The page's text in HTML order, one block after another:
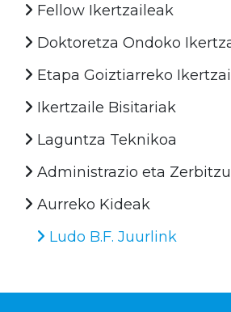
Fellow Ikertzaileak
Doktoretza Ondoko
Etapa Goiztiarreko
Ikertzaile Bisitariak
Laguntza Teknikoa
Administrazio eta
Aurreko Kideak
Ludo B.F. Juurlink